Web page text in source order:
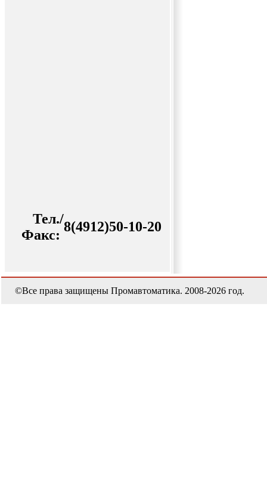
Тел./
Факс:
8(4912)50-10-20
©Все права защищены Промавтоматика. 2008-2026 год.